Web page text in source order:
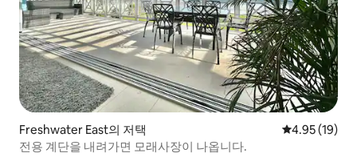
Freshwater East의 저택 평점 4.95점
4.95 (19)
전용 계단을 내려가면 모래사장이 나옵니다.